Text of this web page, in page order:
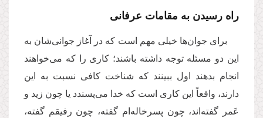
راه رسیدن به مقامات عرفانى
برای جوان‌ها خیلی مهم است که در آغاز جوانی‌شان به
این دو مسئله توجه داشته باشند؛ کاری را که می‌خواهند
انجام بدهند اول ببینند که شناخت کافی نسبت به این
دارند، واقعاً این کاری است که خدا می‌پسندد یا چون زید و
عَمر گفته‌اند، چون پسرخاله‌ام گفته، چون رفیقم گفته،